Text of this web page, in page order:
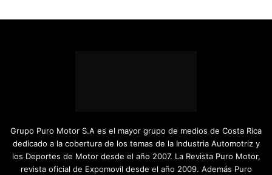
Grupo Puro Motor S.A es el mayor grupo de medios de Costa Rica
dedicado a la cobertura de los temas de la Industria Automotriz y
los Deportes de Motor desde el año 2007. La Revista Puro Motor,
revista oficial de Expomovil desde el año 2009. Además Puro